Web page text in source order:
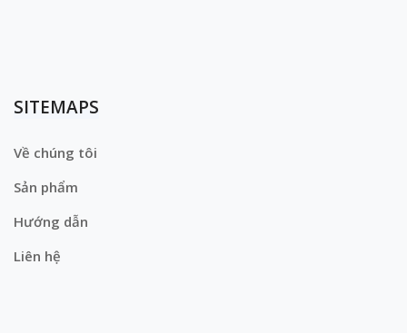
SITEMAPS
Về chúng tôi
Sản phẩm
Hướng dẫn
Liên hệ